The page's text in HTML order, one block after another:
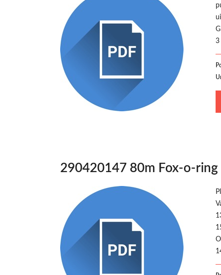
3
290420147 80m Fox-o-ring